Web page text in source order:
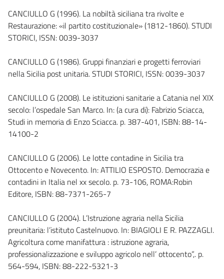
CANCIULLO G (1996). La nobiltà siciliana tra rivolte e
Restaurazione: «il partito costituzionale» (1812-1860). STUDI
STORICI, ISSN: 0039-3037
CANCIULLO G (1986). Gruppi finanziari e progetti ferroviari
nella Sicilia post unitaria. STUDI STORICI, ISSN: 0039-3037
CANCIULLO G (2008). Le istituzioni sanitarie a Catania nel XIX
secolo: l’ospedale San Marco. In: (a cura di): Fabrizio Sciacca,
Studi in memoria di Enzo Sciacca. p. 387-401, ISBN: 88-14-
14100-2
CANCIULLO G (2006). Le lotte contadine in Sicilia tra
Ottocento e Novecento. In: ATTILIO ESPOSTO. Democrazia e
contadini in Italia nel xx secolo. p. 73-106, ROMA:Robin
Editore, ISBN: 88-7371-265-7
CANCIULLO G (2004). L’Istruzione agraria nella Sicilia
preunitaria: l’istituto Castelnuovo. In: BIAGIOLI E R. PAZZAGLI.
Agricoltura come manifattura : istruzione agraria,
professionalizzazione e sviluppo agricolo nell’ ottocento”,. p.
564-594, ISBN: 88-222-5321-3